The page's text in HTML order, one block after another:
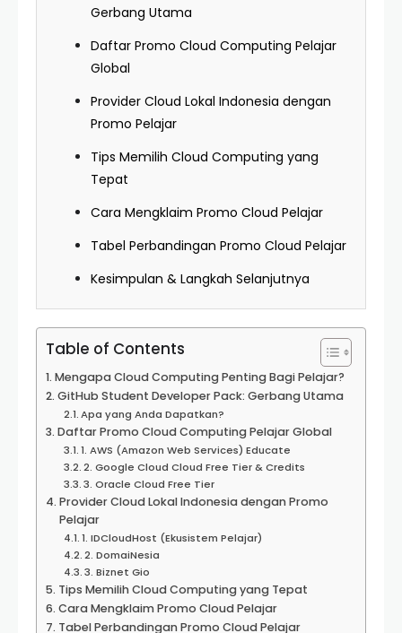
Gerbang Utama
Daftar Promo Cloud Computing Pelajar
Global
Provider Cloud Lokal Indonesia dengan
Promo Pelajar
Tips Memilih Cloud Computing yang
Tepat
Cara Mengklaim Promo Cloud Pelajar
Tabel Perbandingan Promo Cloud Pelajar
Kesimpulan & Langkah Selanjutnya
Table of Contents
Mengapa Cloud Computing Penting Bagi Pelajar?
GitHub Student Developer Pack: Gerbang Utama
Apa yang Anda Dapatkan?
Daftar Promo Cloud Computing Pelajar Global
1. AWS (Amazon Web Services) Educate
2. Google Cloud Cloud Free Tier & Credits
3. Oracle Cloud Free Tier
Provider Cloud Lokal Indonesia dengan Promo
Pelajar
1. IDCloudHost (Ekusistem Pelajar)
2. DomaiNesia
3. Biznet Gio
Tips Memilih Cloud Computing yang Tepat
Cara Mengklaim Promo Cloud Pelajar
Tabel Perbandingan Promo Cloud Pelajar